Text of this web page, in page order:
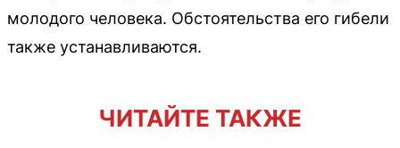
молодого человека. Обстоятельства его гибели
также устанавливаются.
ЧИТАЙТЕ ТАКЖЕ